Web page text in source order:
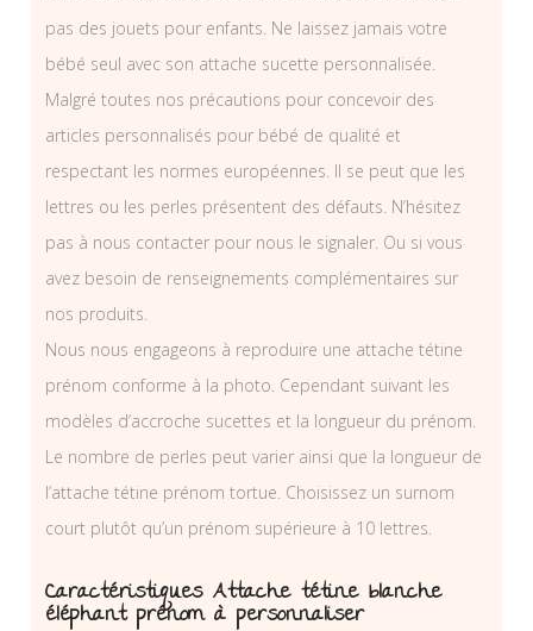
pas des jouets pour enfants. Ne laissez jamais votre
bébé seul avec son attache sucette personnalisée.
Malgré toutes nos précautions pour concevoir des
articles personnalisés pour bébé de qualité et
respectant les normes européennes. Il se peut que les
lettres ou les perles présentent des défauts. N’hésitez
pas à nous contacter pour nous le signaler. Ou si vous
avez besoin de renseignements complémentaires sur
nos produits.
Nous nous engageons à reproduire une attache tétine
prénom conforme à la photo. Cependant suivant les
modèles d’accroche sucettes et la longueur du prénom.
Le nombre de perles peut varier ainsi que la longueur de
l’attache tétine prénom tortue. Choisissez un surnom
court plutôt qu’un prénom supérieure à 10 lettres.
Caractéristiques Attache tétine blanche
éléphant prénom à personnaliser